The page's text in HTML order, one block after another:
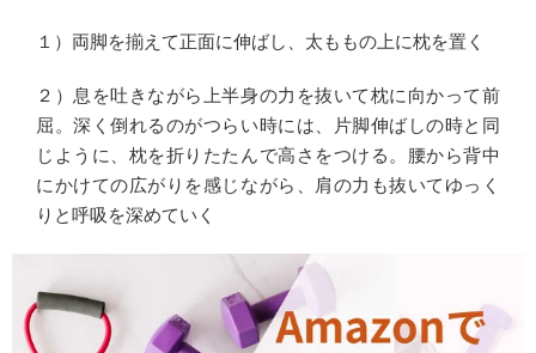
１）両脚を揃えて正面に伸ばし、太ももの上に枕を置く
２）息を吐きながら上半身の力を抜いて枕に向かって前
屈。深く倒れるのがつらい時には、片脚伸ばしの時と同
じように、枕を折りたたんで高さをつける。腰から背中
にかけての広がりを感じながら、肩の力も抜いてゆっく
りと呼吸を深めていく